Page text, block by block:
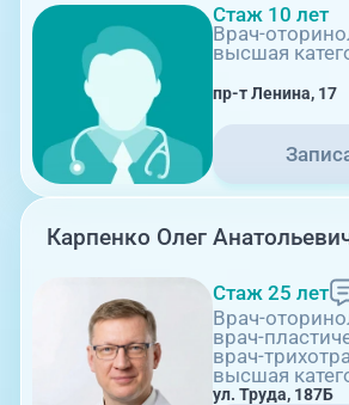
ул. Университетская
08:00-21:00
пр-т Ленина, 17
Стаж 10 лет
Врач-
высшая
пр-т Ленина, 17
Карпенко Олег
Стаж 25 лет
Врач-
врач-
врач-
высшая
ул. Труда, 187Б